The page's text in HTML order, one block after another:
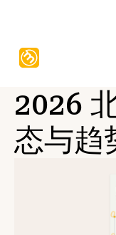
2026
态与趋